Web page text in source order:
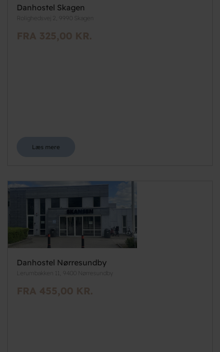
Danhostel Skagen
Rolighedsvej 2, 9990 Skagen
FRA 325,00 KR.
Læs mere
Danhostel Nørresundby
Lerumbakken 11, 9400 Nørresundby
FRA 455,00 KR.